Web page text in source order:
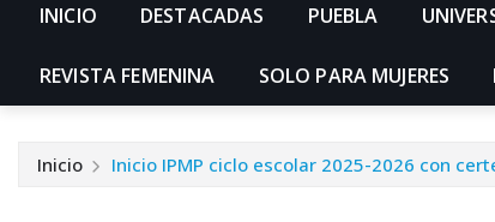
INICIO DESTACADAS PUEBLA
REVISTA FEMENINA SOLO PARA MUJERES
Inicio Inicio IPMP ciclo escolar 2025-2026 con